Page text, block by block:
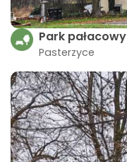
Park pałacowy
Pasterzyce